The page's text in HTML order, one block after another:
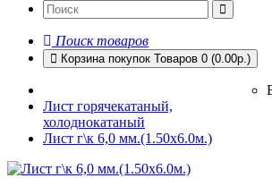
Поиск товаров
Корзина покупок Товаров 0 (0.00р.)
Лист горячекатаный,
холоднокатаный
Лист г\к 6,0 мм.(1.50х6.0м.)